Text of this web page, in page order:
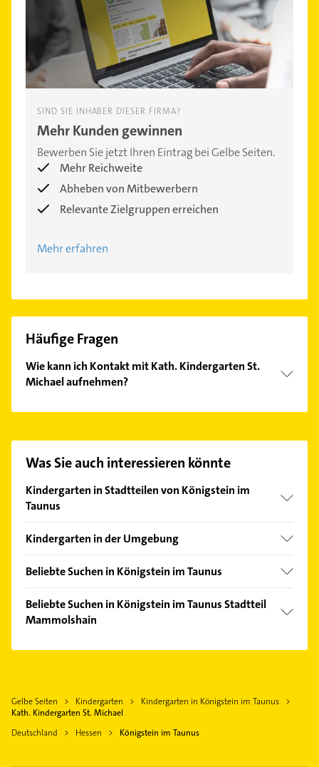
SIND SIE INHABER DIESER FIRMA?
Mehr Kunden gewinnen
Bewerben Sie jetzt Ihren Eintrag bei Gelbe Seiten.
Mehr Reichweite
Abheben von Mitbewerbern
Relevante Zielgruppen erreichen
Mehr erfahren
Häufige Fragen
Wie kann ich Kontakt mit Kath. Kindergarten St.
Michael aufnehmen?
finden Sie alleKontaktdaten.
Was Sie auch interessieren könnte
Kindergarten in Stadtteilen von Königstein im
Taunus
Falkenstein
Kindergarten in der Umgebung
Kronberg im Taunus
Kelkheim (Taunus)
Eschborn Taunus
Hofheim am Taunus
Beliebte Suchen in Königstein im Taunus
Bauunternehmen
Klempner
Gebäudereinigung
Gartenbau & Landschaftsbau
Hausarzt
Beliebte Suchen in Königstein im Taunus Stadtteil
Mammolshain
Gelbe Seiten Kindergarten
Kindergarten in Königstein im Taunus
Kath. Kindergarten St. Michael
Deutschland
Hessen Königstein im Taunus